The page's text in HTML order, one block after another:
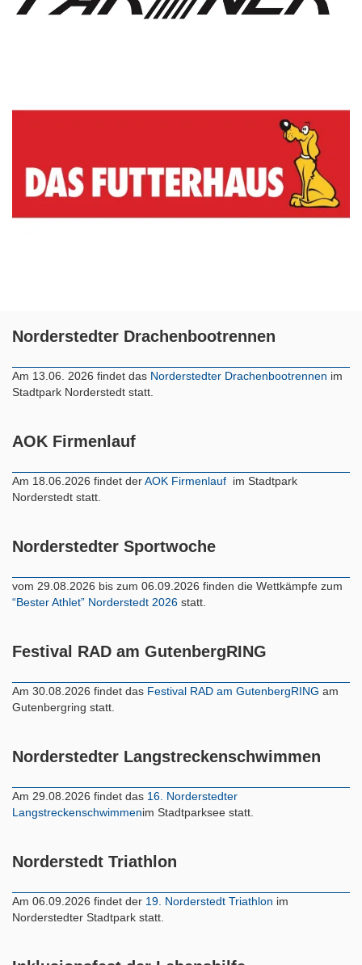
Norderstedter Drachenbootrennen
Am 13.06. 2026 findet das Norderstedter Drachenbootrennen im
Stadtpark Norderstedt statt.
AOK Firmenlauf
Am 18.06.2026 findet derAOK Firmenlauf im Stadtpark
Norderstedt statt.
Norderstedter Sportwoche
vom 29.08.2026 bis zum 06.09.2026 finden die Wettkämpfe zum
“Bester Athlet” Norderstedt 2026 statt.
Festival RAD am GutenbergRING
Am 30.08.2026 findet das Festival RAD am GutenbergRING am
Gutenbergring statt.
Norderstedter Langstreckenschwimmen
Am 29.08.2026 findet das 16. Norderstedter
Langstreckenschwimmenim Stadtparksee statt.
Norderstedt Triathlon
Am 06.09.2026 findet der 19. Norderstedt Triathlon im
Norderstedter Stadtpark statt.